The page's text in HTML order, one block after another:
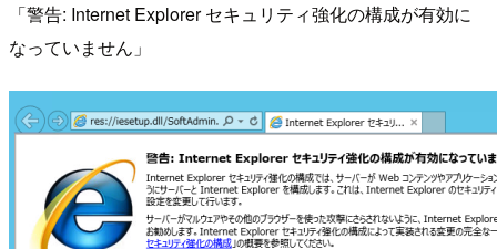
「警告: Internet Explorer セキュリティ強化の構成が有効に
なっていません」